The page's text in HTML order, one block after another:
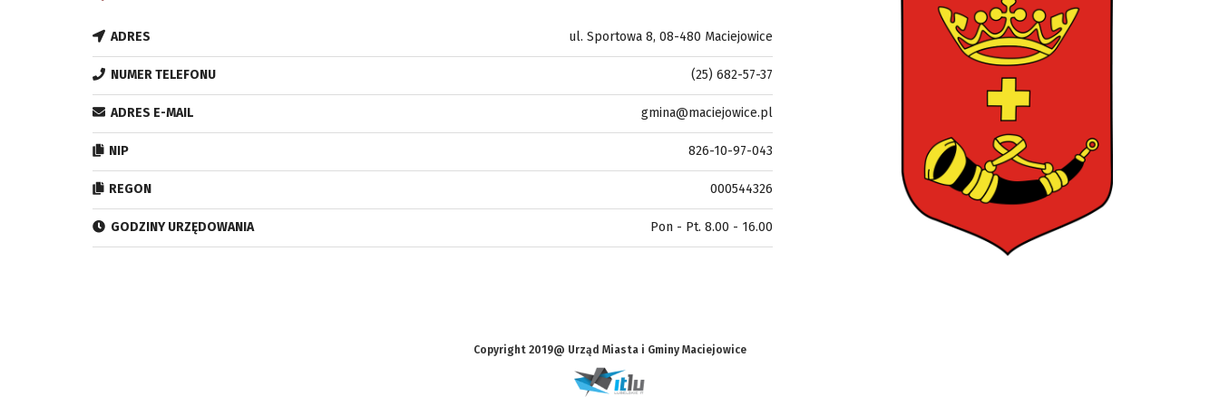
ADRES ul. Sportowa 8, 08-480 Maciejowice
NUMER TELEFONU (25) 682-57-37
ADRES E-MAIL gmina@maciejowice.pl
NIP 826-10-97-043
REGON 000544326
GODZINY URZĘDOWANIA Pon - Pt. 8.00 - 16.00
Copyright 2019@ Urząd Miasta i Gminy Maciejowice